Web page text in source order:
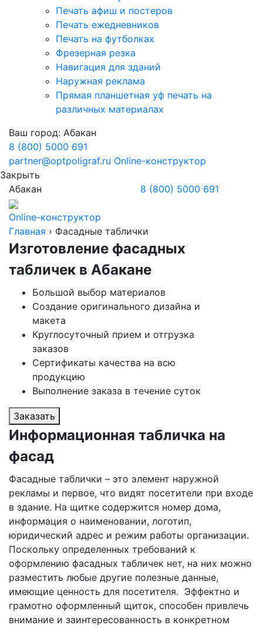
Печать афиш и постеров
Печать ежедневников
Печать на футболках
Фрезерная резка
Навигация для зданий
Наружная реклама
Прямая планшетная уф печать на
различных материалах
Ваш город: Абакан
8 (800) 5000 691
partner@optpoligraf.ru Online-конструктор
Закрыть
Абакан
8 (800) 5000 691
Online-конструктор
Главная › Фасадные таблички
Изготовление фасадных
табличек в Абакане
Большой выбор материалов
Создание оригинального дизайна и
макета
Круглосуточный прием и отгрузка
заказов
Сертификаты качества на всю
продукцию
Выполнение заказа в течение суток
Заказать
Информационная табличка на
фасад
Фасадные таблички – это элемент наружной
рекламы и первое, что видят посетители при входе
в здание. На щитке содержится номер дома,
информация о наименовании, логотип,
юридический адрес и режим работы организации.
Поскольку определенных требований к
оформлению фасадных табличек нет, на них можно
разместить любые другие полезные данные,
имеющие ценность для посетителя. Эффектно и
грамотно оформленный щиток, способен привлечь
внимание и заинтересованность в конкретном